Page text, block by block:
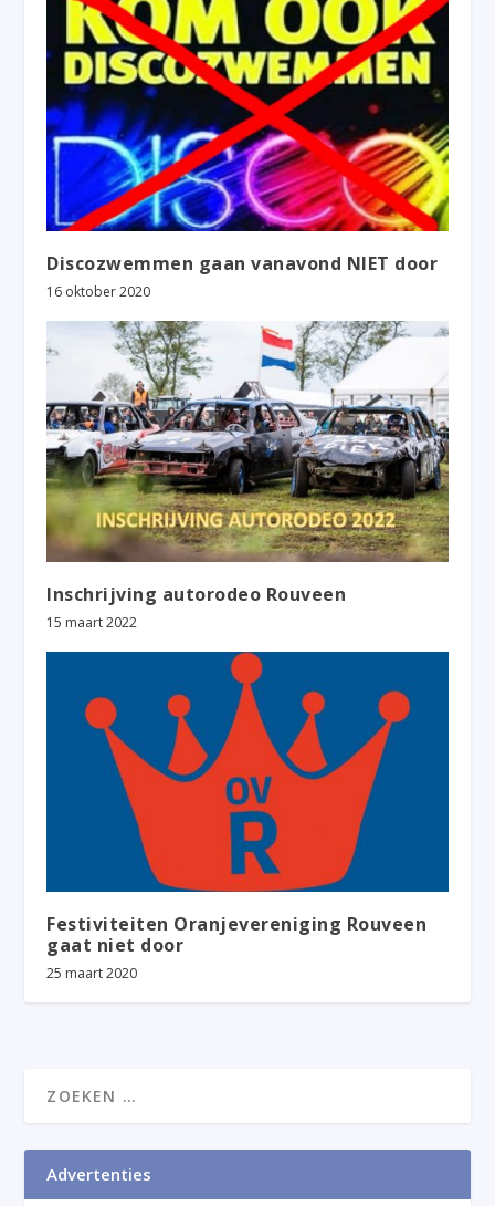
Discozwemmen gaan vanavond NIET door
16 oktober 2020
Inschrijving autorodeo Rouveen
15 maart 2022
Festiviteiten Oranjevereniging Rouveen
gaat niet door
25 maart 2020
Advertenties